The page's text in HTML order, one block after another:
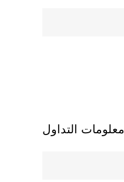
معلومات التداول